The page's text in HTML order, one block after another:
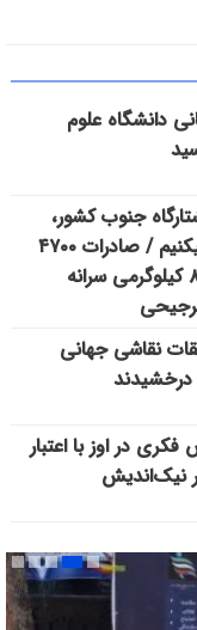
دانشگاه علوم
جنوب کشور،
روزانه ۳۰۰ تن گوشت تولید میکنیم / صادرات ۴۷۰۰
تنی در سال گذشته / کاهش ۸ کیلوگرمی سرانه
نقاشی جهانی
در اوز با اعتبار